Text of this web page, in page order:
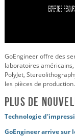
GoEngineer offre des
laboratoires
PolyJet,
les pièces de production.
Plus de
Technologie
GoEngineer arrive sur